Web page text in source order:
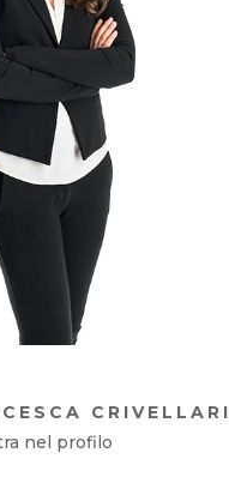
CRIVELLARI
nel profilo